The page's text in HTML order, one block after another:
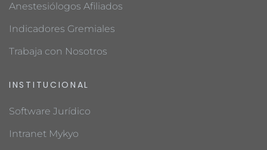
Anestesiólogos Afiliados
Indicadores Gremiales
Trabaja con Nosotros
INSTITUCIONAL
Software Jurídico
Intranet Mykyo